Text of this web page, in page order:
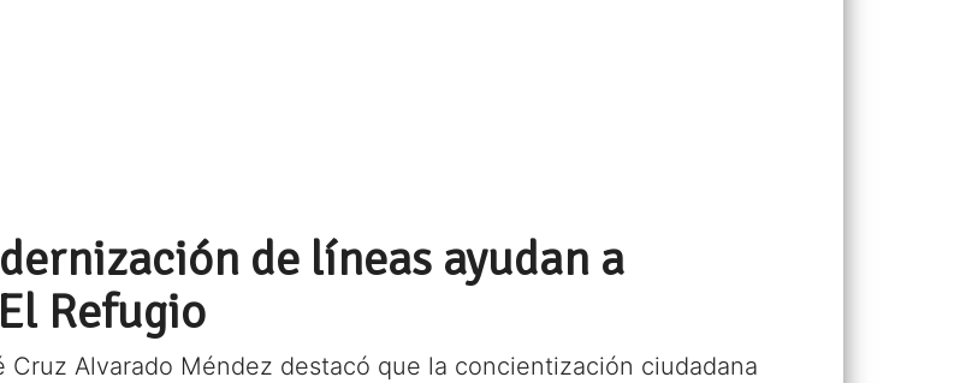
de líneas ayudan a
Refugio
Alvarado Méndez destacó que la concientización ciudadana